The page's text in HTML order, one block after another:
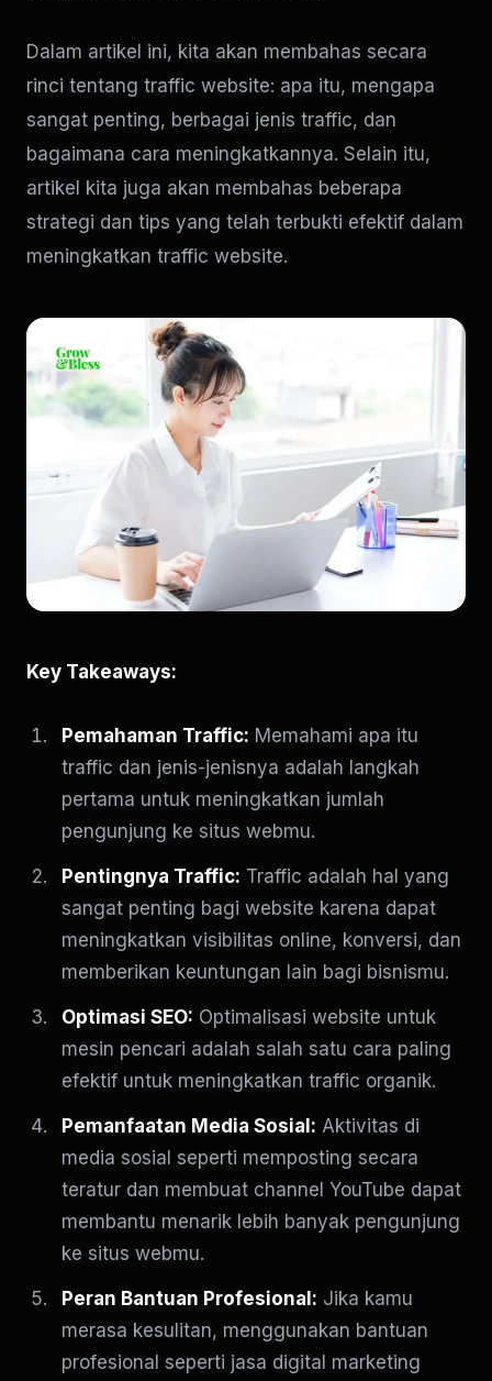
Dalam artikel ini, kita akan membahas secara
rinci tentang traffic website: apa itu, mengapa
sangat penting, berbagai jenis traffic, dan
bagaimana cara meningkatkannya. Selain itu,
artikel kita juga akan membahas beberapa
strategi dan tips yang telah terbukti efektif dalam
meningkatkan traffic website.
Key Takeaways:
Pemahaman Traffic: Memahami apa itu
traffic dan jenis-jenisnya adalah langkah
pertama untuk meningkatkan jumlah
pengunjung ke situs webmu.
Pentingnya Traffic: Traffic adalah hal yang
sangat penting bagi website karena dapat
meningkatkan visibilitas online, konversi, dan
memberikan keuntungan lain bagi bisnismu.
Optimasi SEO: Optimalisasi website untuk
mesin pencari adalah salah satu cara paling
efektif untuk meningkatkan traffic organik.
Pemanfaatan Media Sosial: Aktivitas di
media sosial seperti memposting secara
teratur dan membuat channel YouTube dapat
membantu menarik lebih banyak pengunjung
ke situs webmu.
Peran Bantuan Profesional: Jika kamu
merasa kesulitan, menggunakan bantuan
profesional seperti jasa digital marketing